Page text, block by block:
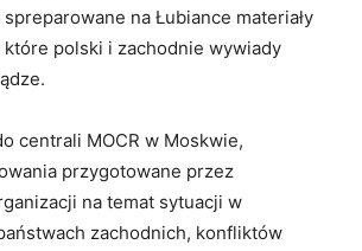
na Łubiance materiały
polski i zachodnie wywiady
centrali MOCR w Moskwie,
przygotowane przez
na temat sytuacji w
zachodnich, konfliktów